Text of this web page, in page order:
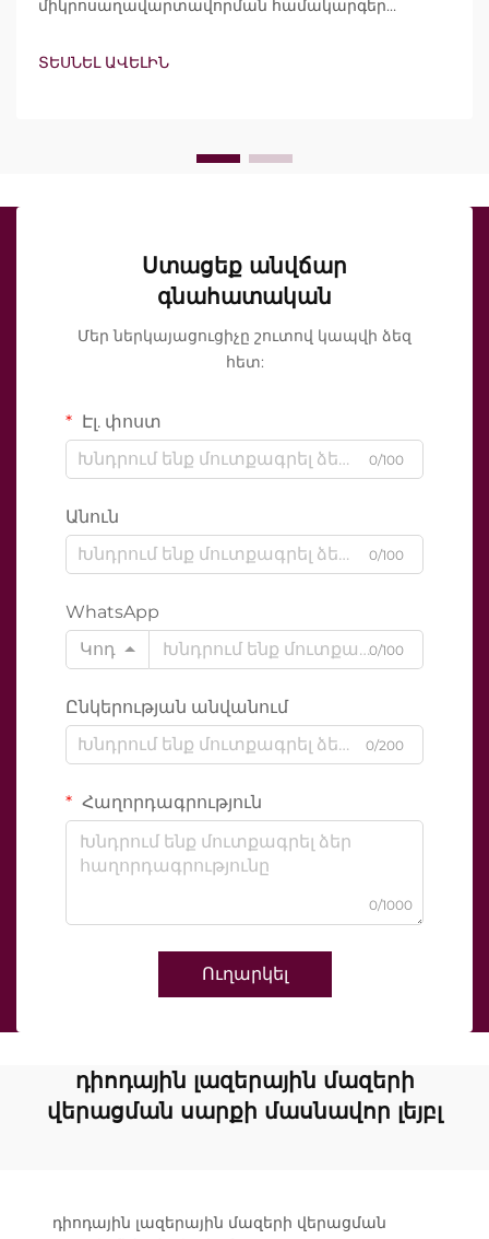
միկրոսաղավարտավորման համակարգեր
տեխնոլոգիա և մեկուսացված սաղավարտներ:
Սակայն իրական հարցը ոչ թե այն է, թե արդյոք
ՏԵՍՆԵԼ ԱՎԵԼԻՆ
Ստացեք անվճար
գնահատական
Մեր ներկայացուցիչը շուտով կապվի ձեզ
հետ:
Էլ. փոստ
0/100
Անուն
0/100
WhatsApp
Կոդ
0/100
Ընկերության անվանում
0/200
Հաղորդագրություն
0/1000
Ուղարկել
դիոդային լազերային մազերի
վերացման սարքի մասնավոր լեյբլ
դիոդային լազերային մազերի վերացման